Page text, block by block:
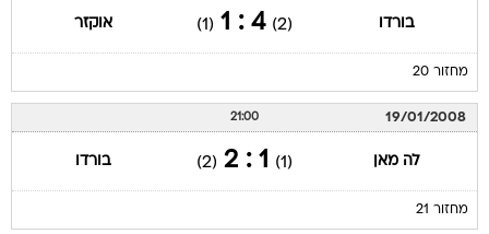
בורדו (2)
4 : 1
(1) אוקזר
מחזור 20
19/01/2008
21:00
לה מאן (1)
1 : 2
(2) בורדו
מחזור 21